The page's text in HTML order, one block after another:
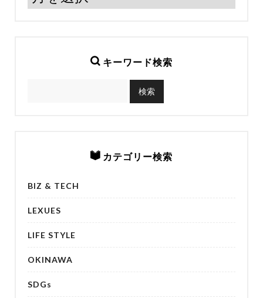
キーワード検索
カテゴリー検索
BIZ & TECH
LEXUES
LIFE STYLE
OKINAWA
SDGs